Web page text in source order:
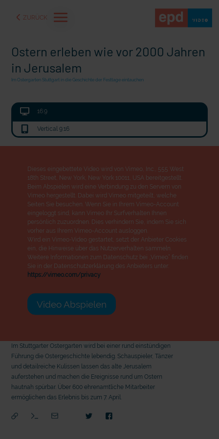
ZURÜCK
oder "Deppen der "Wir bauen Cherson wieder auf" - Optimismus in der
Ostern erleben wie vor 2000 Jahren
in Jerusalem
Im Ostergarten Stuttgart in die Geschichte der Festtage eintauchen
16:9
Vertical 9:16
Dieses eingebettete Video wird von Vimeo, Inc., 555 West
18th Street, New York, New York 10011, USA bereitgestellt.
Beim Abspielen wird eine Verbindung zu den Servern von
Vimeo hergestellt. Dabei wird Vimeo mitgeteilt, welche
Seiten Sie besuchen. Wenn Sie in Ihrem Vimeo-Account
eingeloggt sind, kann Vimeo Ihr Surfverhalten Ihnen
persönlich zuzuordnen. Dies verhindern Sie, indem Sie sich
vorher aus Ihrem Vimeo-Account ausloggen.
Wird ein Vimeo-Video gestartet, setzt der Anbieter Cookies
ein, die Hinweise über das Nutzerverhalten sammeln.
Weitere Informationen zum Datenschutz bei „Vimeo“ finden
Sie in der Datenschutzerklärung des Anbieters unter:
https://vimeo.com/privacy
Video Abspielen
Im Stuttgarter Ostergarten wird bei einer rund einstündigen
Führung die Ostergeschichte lebendig. Schauspieler, Tänzer
und detailreiche Kulissen lassen das alte Jerusalem
auferstehen und machen die Ereignisse rund um Ostern
hautnah spürbar. Über 600 ehrenamtliche Mitarbeiter
ermöglichen das Erlebnis bis zum 7. April.